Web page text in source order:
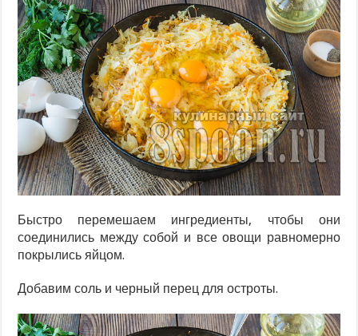
Быстро перемешаем ингредиенты, чтобы они
соединились между собой и все овощи равномерно
покрылись яйцом.
Добавим соль и черный перец для остроты.